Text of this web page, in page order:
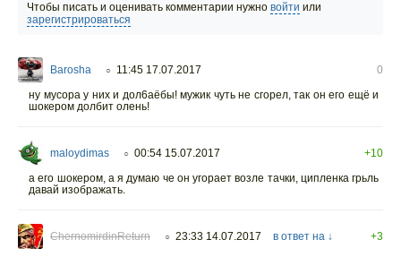
Чтобы писать и оценивать комментарии нужно войти или
зарегистрироваться
Barosha ○ 11:45 17.07.2017
0
ну мусора у них и дол6аёбы! мужик чуть не сгорел, так он его ещё и
шокером долбит олень!
maloydimas ○ 00:54 15.07.2017
+10
а его шокером, а я думаю че он угорает возле тачки, ципленка грьль
давай изображать.
ChernomirdinReturn ○ 23:33 14.07.2017 в ответ на ↓
+3